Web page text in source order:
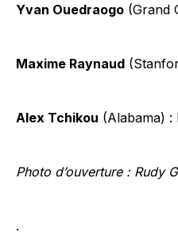
Yvan Ouedraogo (Grand
Maxime Raynaud
Alex Tchikou (Alabama) :
Photo d’ouverture : Rudy
.